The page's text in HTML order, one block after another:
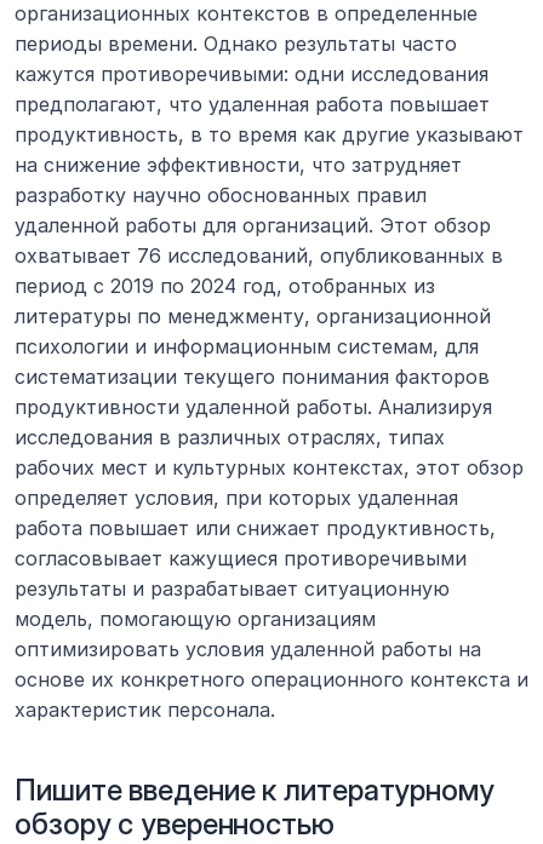
организационных контекстов в определенные
периоды времени. Однако результаты часто
кажутся противоречивыми: одни исследования
предполагают, что удаленная работа повышает
продуктивность, в то время как другие указывают
на снижение эффективности, что затрудняет
разработку научно обоснованных правил
удаленной работы для организаций. Этот обзор
охватывает 76 исследований, опубликованных в
период с 2019 по 2024 год, отобранных из
литературы по менеджменту, организационной
психологии и информационным системам, для
систематизации текущего понимания факторов
продуктивности удаленной работы. Анализируя
исследования в различных отраслях, типах
рабочих мест и культурных контекстах, этот обзор
определяет условия, при которых удаленная
работа повышает или снижает продуктивность,
согласовывает кажущиеся противоречивыми
результаты и разрабатывает ситуационную
модель, помогающую организациям
оптимизировать условия удаленной работы на
основе их конкретного операционного контекста и
характеристик персонала.
Пишите введение к литературному
обзору с уверенностью